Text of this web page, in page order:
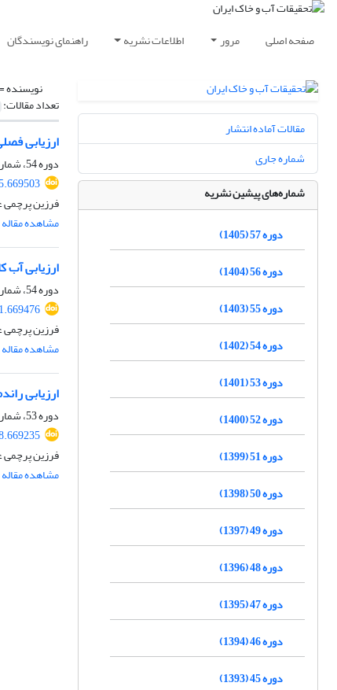
صفحه اصلی مرور اطلاعات نشریه راهنمای نویسندگان
نویسنده
تعداد مقالات:
ارزیابی
دوره 54، شماره 5، مرداد 1402، صفحه
فرزین پرچمی
مشاهده مقاله
ارزیابی آب
دوره 54، شماره 4، تیر 1402، صفحه
فرزین پرچمی
مشاهده مقاله
ارزیابی
دوره 53، شماره 6، شهریور 1401، صفحه
فرزین پرچمی
مشاهده مقاله
مقالات آماده انتشار
شماره جاری
شماره‌های پیشین نشریه
دوره 57 (1405)
دوره 56 (1404)
دوره 55 (1403)
دوره 54 (1402)
دوره 53 (1401)
دوره 52 (1400)
دوره 51 (1399)
دوره 50 (1398)
دوره 49 (1397)
دوره 48 (1396)
دوره 47 (1395)
دوره 46 (1394)
دوره 45 (1393)